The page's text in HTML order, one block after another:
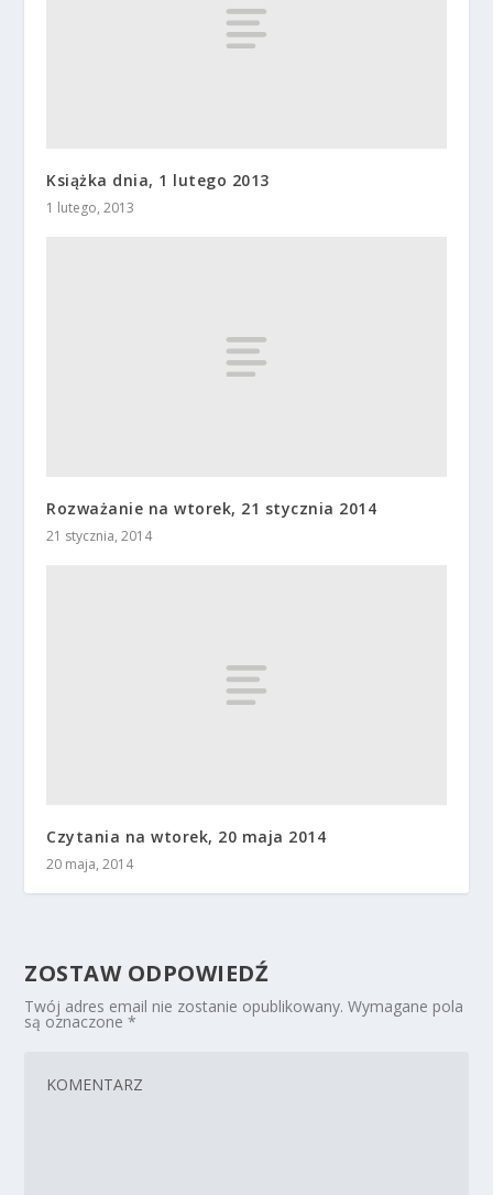
Książka dnia, 1 lutego 2013
1 lutego, 2013
Rozważanie na wtorek, 21 stycznia 2014
21 stycznia, 2014
Czytania na wtorek, 20 maja 2014
20 maja, 2014
ZOSTAW ODPOWIEDŹ
Twój adres email nie zostanie opublikowany. Wymagane pola
są oznaczone*